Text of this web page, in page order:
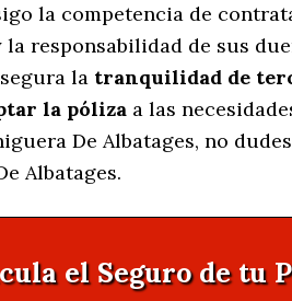
la competencia de
la responsabilidad de sus
la tranquilidad de
la póliza a las
De Albatages, no
Albatages.
el Seguro de tu